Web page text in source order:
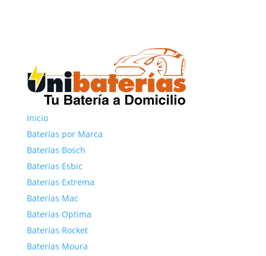
Inicio
Baterías por Marca
Baterías Bosch
Baterías Esbic
Baterías Extrema
Baterías Mac
Baterías Optima
Baterías Rocket
Baterías Moura